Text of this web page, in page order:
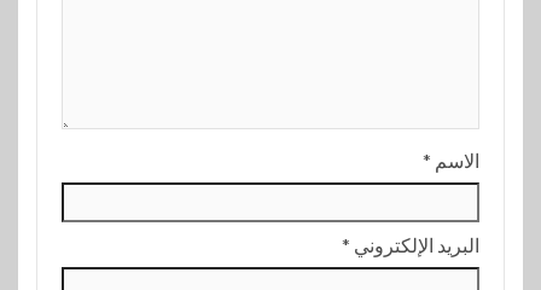
الاسم *
البريد الإلكتروني *